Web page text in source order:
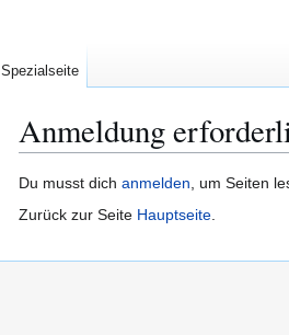
Anmeldung
Zur
Navigation
Zur
Suche
Du musst dich anmelden, um Seiten
Zurück zur Seite Hauptseite.
Spezialseite